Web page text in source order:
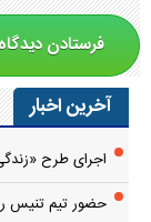
آخرین اخبار
اجرای طرح
حضور تیم تنیس